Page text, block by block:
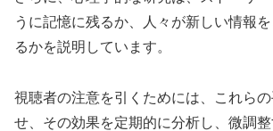
うに記憶に残るか、人々が新しい情報
るかを説明しています。
視聴者の注意を引くためには、これら
せ、その効果を定期的に分析し、微調